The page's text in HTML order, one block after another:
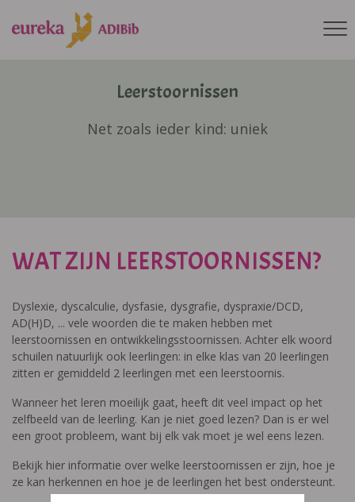
Leerstoornissen
Net zoals ieder kind: uniek
WAT ZIJN LEERSTOORNISSEN?
Dyslexie, dyscalculie, dysfasie, dysgrafie, dyspraxie/DCD,
AD(H)D, ... vele woorden die te maken hebben met
leerstoornissen en ontwikkelingsstoornissen. Achter elk woord
schuilen natuurlijk ook leerlingen: in elke klas van 20 leerlingen
zitten er gemiddeld 2 leerlingen met een leerstoornis.
Wanneer het leren moeilijk gaat, heeft dit veel impact op het
zelfbeeld van de leerling. Kan je niet goed lezen? Dan is er wel
een groot probleem, want bij elk vak moet je wel eens lezen.
Bekijk hier informatie over welke leerstoornissen er zijn, hoe je
ze kan herkennen en hoe je de leerlingen het best ondersteunt.